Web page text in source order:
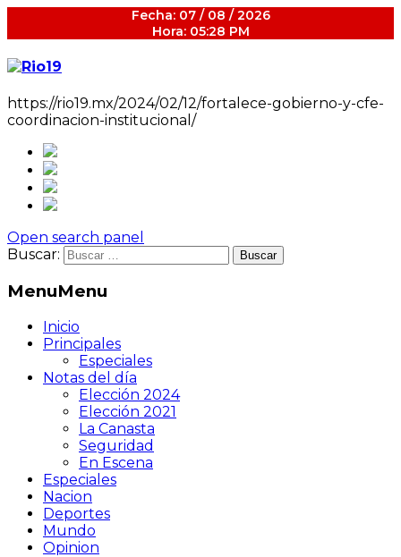
Fecha: 07 / 08 / 2026
Hora: 05:28 PM
https://rio19.mx/2024/02/12/fortalece-gobierno-y-cfe-
coordinacion-institucional/
Open search panel
Buscar:
MenuMenu
Inicio
Principales
Especiales
Notas del día
Elección 2024
Elección 2021
La Canasta
Seguridad
En Escena
Especiales
Nacion
Deportes
Mundo
Opinion